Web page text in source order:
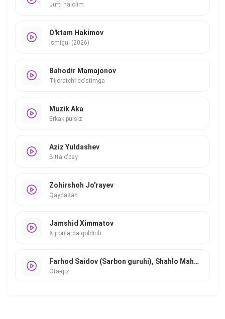
Jufti halolim
O'ktam Hakimov
Ismigul (2026)
Bahodir Mamajonov
Tijoratchi do'stimga
Muzik Aka
Erkak pulsiz
Aziz Yuldashev
Bitta o'pay
Zohirshoh Jo'rayev
Qaydasan
Jamshid Ximmatov
Xijronlarda qoldirib
Farhod Saidov (Sarbon guruhi), Shahlo Mahmudova
Ota-qiz